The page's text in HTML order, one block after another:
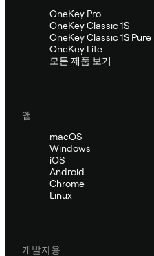
OneKey Pro
OneKey Classic 1S
OneKey Classic 1S Pure
OneKey Lite
모든 제품 보기
앱
macOS
Windows
iOS
Android
Chrome
Linux
개발자용